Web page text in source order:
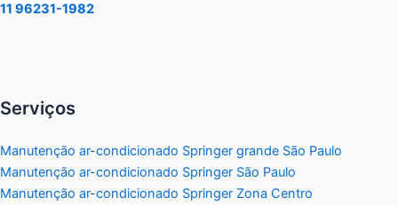
11 96231-1982
Serviços
Manutenção ar-condicionado Springer grande São Paulo
Manutenção ar-condicionado Springer São Paulo
Manutenção ar-condicionado Springer Zona Centro